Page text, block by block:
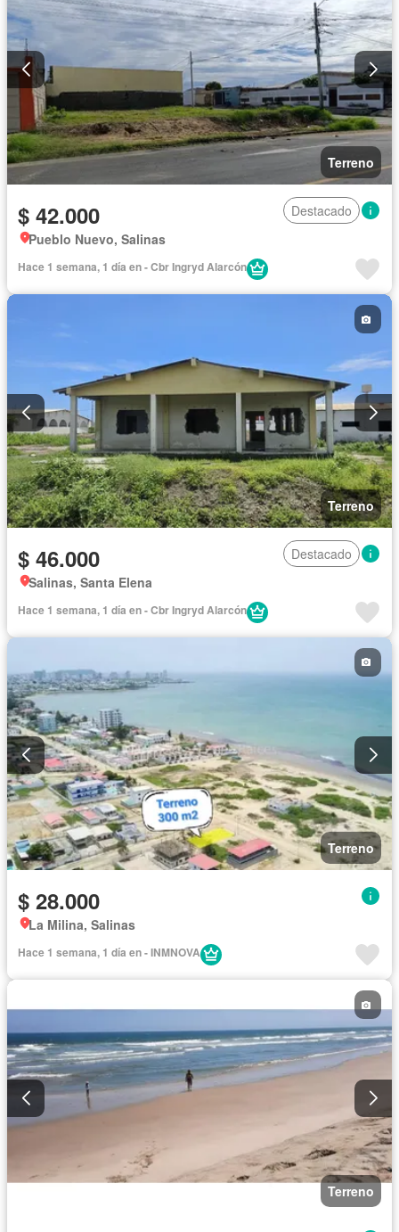
Terreno
$ 42.000
Destacado
Pueblo Nuevo, Salinas
Hace 1 semana, 1 día en - Cbr Ingryd Alarcón
Terreno
$ 46.000
Destacado
Salinas, Santa Elena
Hace 1 semana, 1 día en - Cbr Ingryd Alarcón
Terreno
$ 28.000
La Milina, Salinas
Hace 1 semana, 1 día en - INMNOVA
Terreno